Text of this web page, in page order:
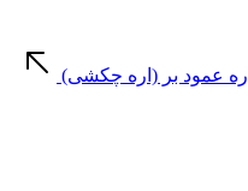
اره عمود بر (اره چکشی)